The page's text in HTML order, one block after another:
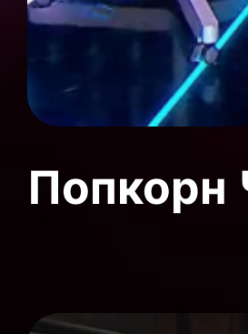
Попкорн